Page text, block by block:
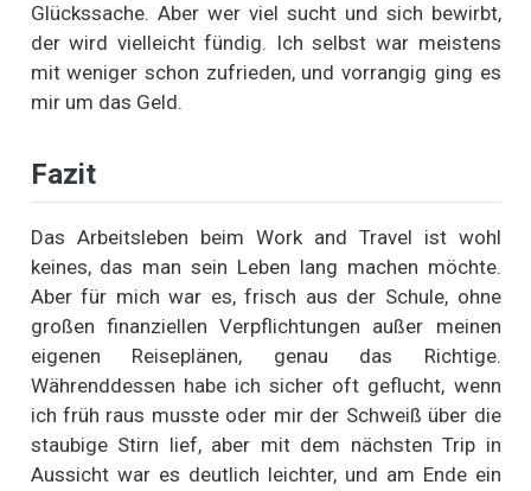
Glückssache. Aber wer viel sucht und sich bewirbt,
der wird vielleicht fündig. Ich selbst war meistens
mit weniger schon zufrieden, und vorrangig ging es
mir um das Geld.
Fazit
Das Arbeitsleben beim Work and Travel ist wohl
keines, das man sein Leben lang machen möchte.
Aber für mich war es, frisch aus der Schule, ohne
großen finanziellen Verpflichtungen außer meinen
eigenen Reiseplänen, genau das Richtige.
Währenddessen habe ich sicher oft geflucht, wenn
ich früh raus musste oder mir der Schweiß über die
staubige Stirn lief, aber mit dem nächsten Trip in
Aussicht war es deutlich leichter, und am Ende ein